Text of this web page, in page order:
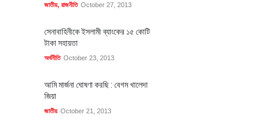
জাতীয়, রাজনীতি October 27, 2013
সেনাবাহিনীকে ইসলামী ব্যাংকের ১৫ কোটি
টাকা সহায়তা
অর্থনীতি October 23, 2013
আমি মার্জনা ঘোষণা করছি : বেগম খালেদা
জিয়া
জাতীয় October 21, 2013